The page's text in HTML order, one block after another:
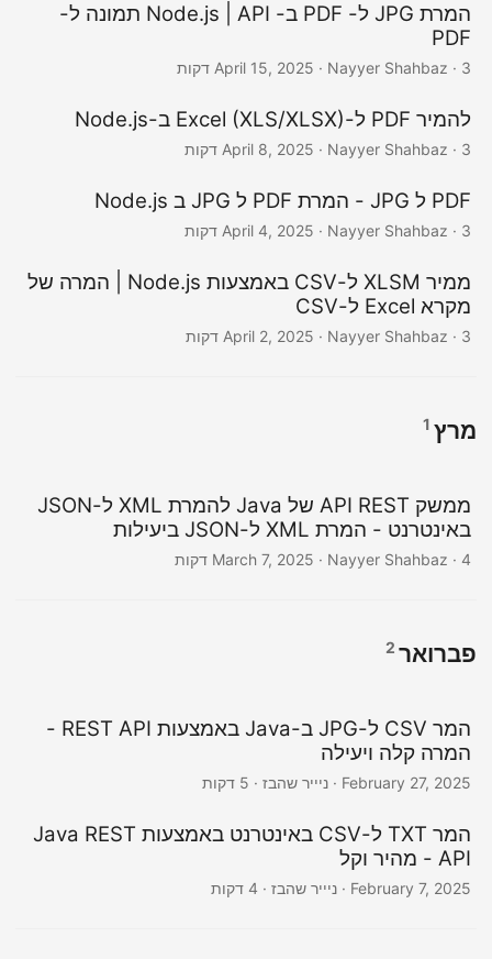
המרת JPG ל- PDF ב- Node.js | API תמונה ל-
PDF
April 15, 2025 · Nayyer Shahbaz · 3 דקות
להמיר PDF ל-Excel (XLS/XLSX) ב-Node.js
April 8, 2025 · Nayyer Shahbaz · 3 דקות
PDF ל JPG - המרת PDF ל JPG ב Node.js
April 4, 2025 · Nayyer Shahbaz · 3 דקות
ממיר XLSM ל-CSV באמצעות Node.js | המרה של
מקרא Excel ל-CSV
April 2, 2025 · Nayyer Shahbaz · 3 דקות
מרץ1
ממשק API REST של Java להמרת XML ל-JSON
באינטרנט - המרת XML ל-JSON ביעילות
March 7, 2025 · Nayyer Shahbaz · 4 דקות
פברואר2
המר CSV ל-JPG ב-Java באמצעות REST API -
המרה קלה ויעילה
February 27, 2025· ניייר שהבז · 5 דקות
המר TXT ל-CSV באינטרנט באמצעות Java REST
API - מהיר וקל
February 7, 2025· ניייר שהבז · 4 דקות